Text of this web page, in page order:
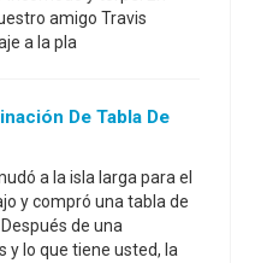
amigo Travis
a la pla
De Tabla De
a la isla larga para el
y compró una tabla de
de una
y lo que tiene usted, la